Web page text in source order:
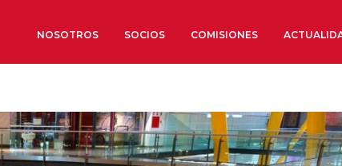
NOSOTROS
Órganos de Gobierno
Órganos Consultivos
SOCIOS COMISIONES